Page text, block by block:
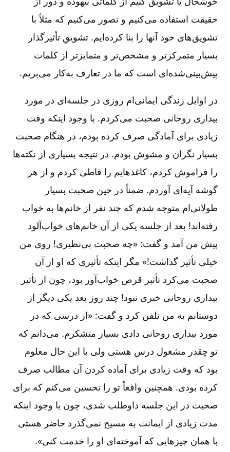
حقیقت استفاده می‌کنیم و تصور می‌کنیم که مثلاً با
تشویق‌های خود آنها را بنا کرده‌ایم. تشویقِ تأثیرگذار
بسیار متمرکز‌تر و مشخص‌تر و متمایزتر از کلمات
پیش‌بینی‌شده‌ای است که ما در تعارف به‌کار می‌بریم.
در اوایل زندگی ایمانی‌ام روزی در جلسه‌ای در مورد
بیداری روحانی صحبت می‌کردم. با وجود اینکه وقت
زیادی برای آمادگی صرف کرده بودم، در هنگام صحبت
بسیار نگران و مشوش بودم. در نتیجه بسیاری از نکته‌ها
را فراموش کردم، کاغذ‌هایم را قاطی کردم و از هر
گوشه آیه‌ای آوردم. ضمناً در حین صحبت بسیار
طولانی‌ام متوجه شدم که چند نفر از خانم‌ها به خواب
رفته‌اند! بعد از جلسه یکی از آن خانم‌های خواب‌آلود
پیش من آمد و گفت: «چه صحبت بی‌نظیری! روی من
خیلی تأثیر گذاشت!» مگر اینکه تأثیری که او از آن
صحبت می‌کرد تأثیر قرص خواب‌آور بود، چون از تأثیر
بیداری روحانی خبری نبود! چند روز بعد یکی دیگر از
دوستانم به من تلفن کرد و گفت: «از درسی که در
مورد بیداری روحانی دادی بسیار متشکرم. می‌دانم که
تو چقدر مشغول درس هستی ولی با این حال معلوم
بود که وقت زیادی برای آماده کردن آن مطالب صرف
کرده بودی. همچنین واقعاً تو را تحسین می‌کنم که برای
صحبت در این جلسه داوطلب شدی، چون با وجود اینکه
مدت زیادی از ایمانت به مسیح نمی‌گذرد حاضر هستی
با همان چیزهایی که آموخته‌ای او را خدمت کنی».